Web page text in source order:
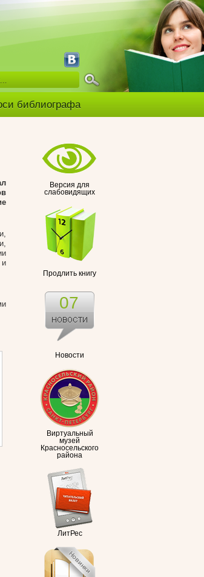
библиографа
Версия для
слабовидящих
Продлить книгу
Новости
07
Виртуальный
музей
Красносельского
района
ЛитРес
и